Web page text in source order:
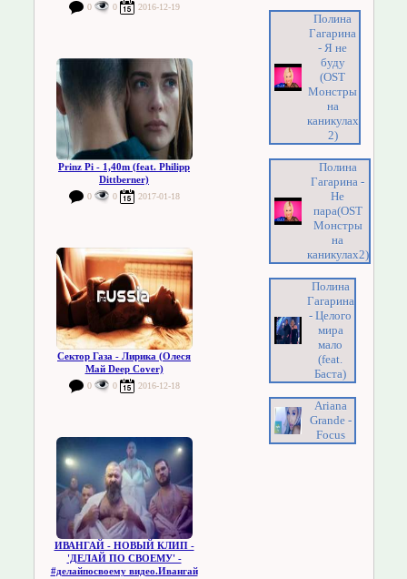
0 0 2016-12-19
Prinz Pi - 1,40m (feat. Philipp
Dittberner)
0 0 2017-01-18
Сектор Газа - Лирика (Олеся
Май Deep Cover)
0 0 2016-12-18
ИВАНГАЙ - НОВЫЙ КЛИП -
'ДЕЛАЙ ПО СВОЕМУ' -
#делайпосвоему видео.Ивангай
Полина
Гагарина
- Я не
буду
(OST
Монстры
на
каникулах
2)
Полина
Гагарина -
Не
пара(OST
Монстры
на
каникулах2)
Полина
Гагарина
- Целого
мира
мало
(feat.
Баста)
Ariana
Grande -
Focus